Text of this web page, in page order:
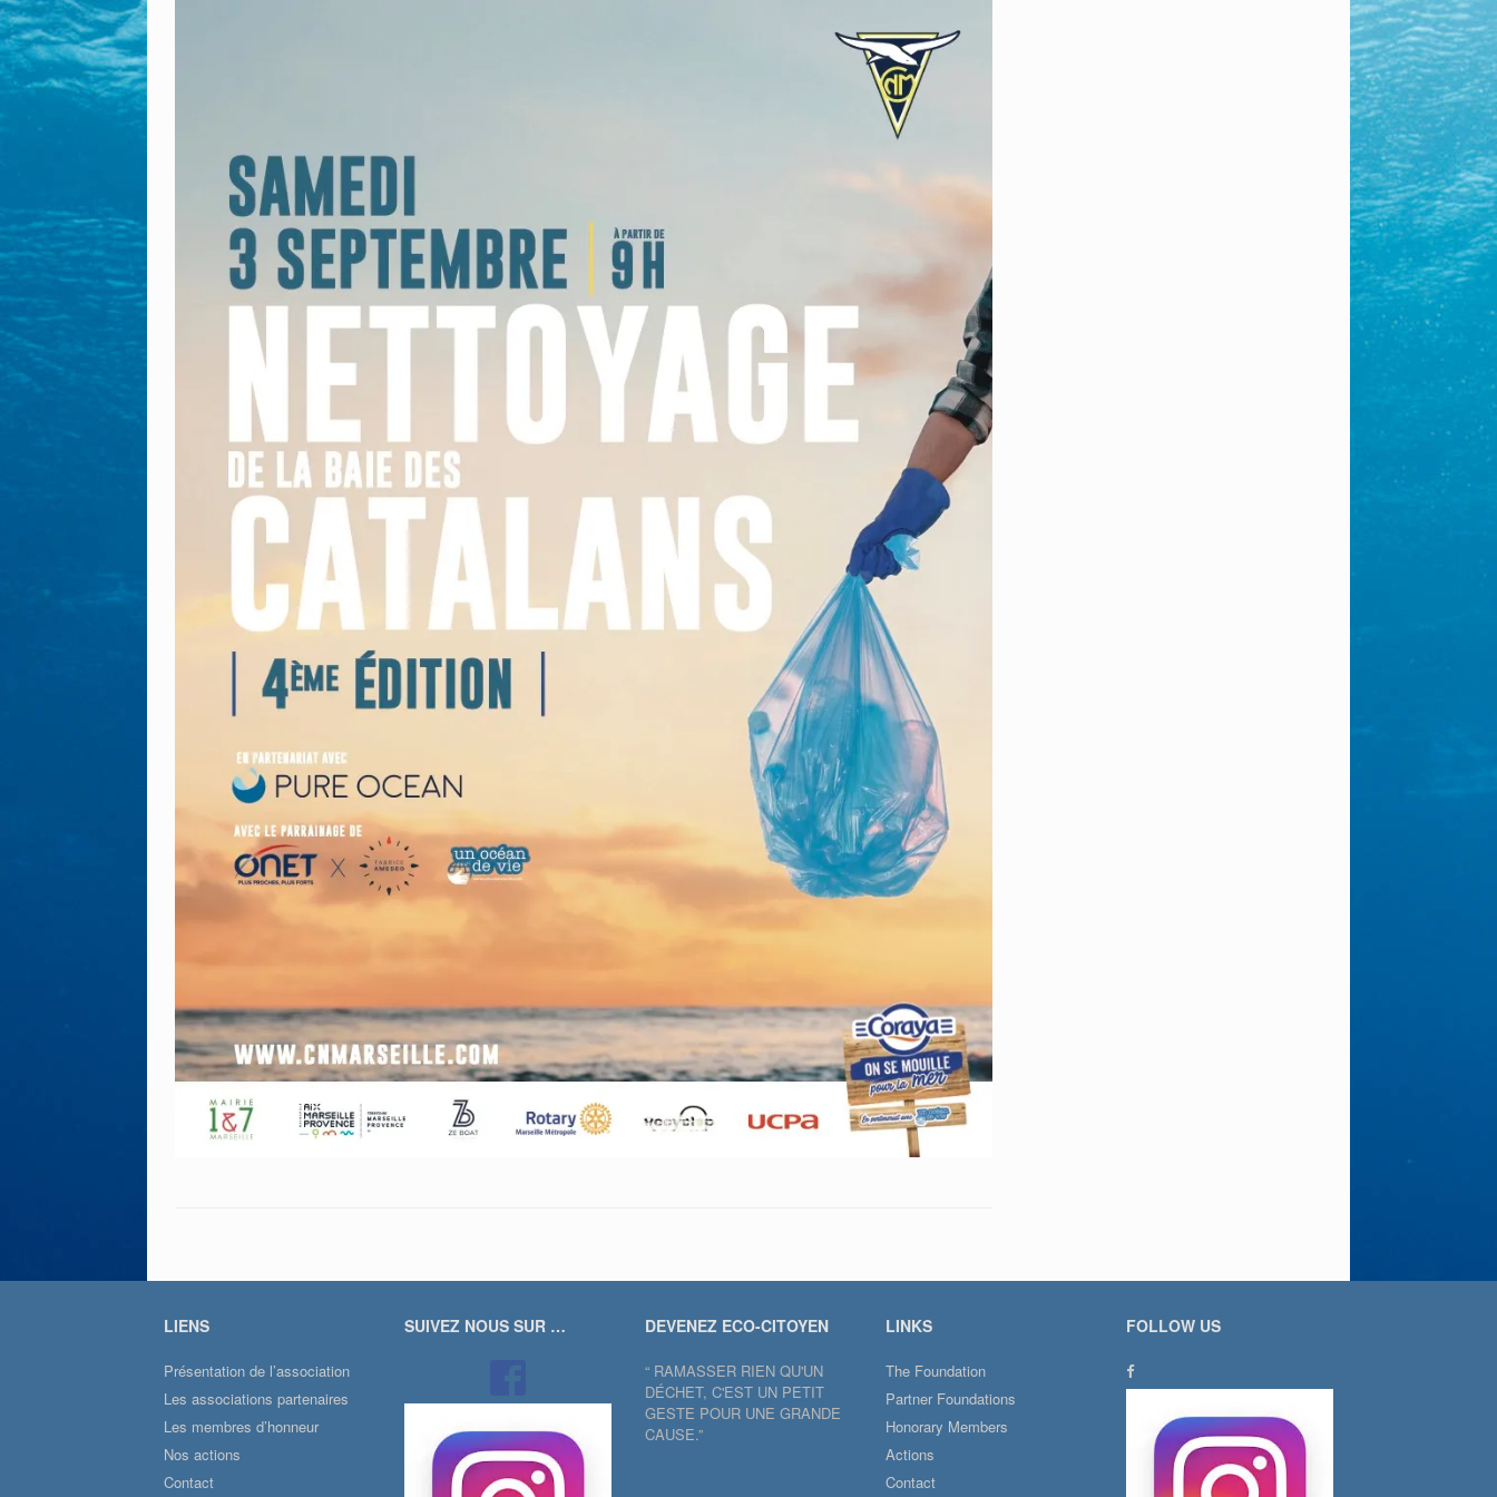
LIENS
Présentation de l’association
Les associations partenaires
Les membres d’honneur
Nos actions
Contact
SUIVEZ NOUS SUR … DEVENEZ ECO-CITOYEN
“ RAMASSER RIEN QU'UN
DÉCHET, C'EST UN PETIT
GESTE POUR UNE GRANDE
CAUSE.”
LINKS
The Foundation
Partner Foundations
Honorary Members
Actions
Contact
FOLLOW US